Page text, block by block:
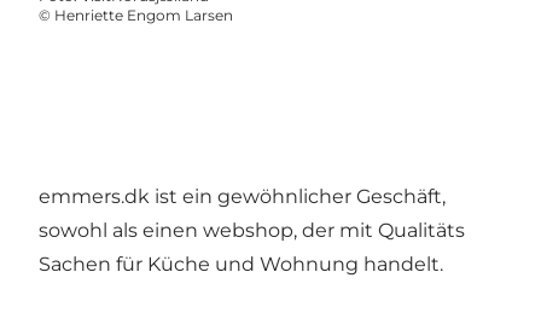
© Henriette Engom Larsen
emmers.dk ist ein gewöhnlicher Geschäft,
sowohl als einen webshop, der mit Qualitäts
Sachen für Küche und Wohnung handelt.